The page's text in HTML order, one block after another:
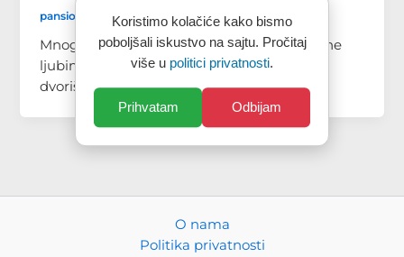
pansionzaljubimce.com/ јун 12, 2026
Mnogi koji žele da pokrenu pansion za kućne
ljubimce misle da je dovoljno imati kuću sa
dvorištem i ljubav prema […]
O nama
Politika privatnosti
Koristimo kolačiće kako bismo
poboljšali iskustvo na sajtu. Pročitaj
više u politici privatnosti.
Prihvatam Odbijam